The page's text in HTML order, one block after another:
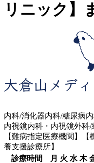
リニック】
内科/消化器内科/糖尿病
内視鏡内科・内視鏡外科
【難病指定医療機関】
養支援診療所】
診療時間
月 火 水 木